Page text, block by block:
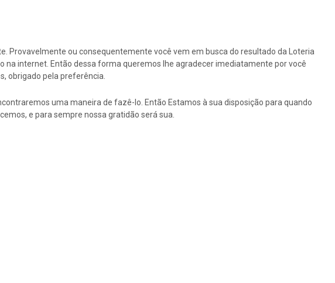
Provavelmente ou consequentemente você vem em busca do resultado da Loteria
internet. Então dessa forma queremos lhe agradecer imediatamente por você
obrigado pela preferência.
uma maneira de fazê-lo. Então Estamos à sua disposição para quando
e para sempre nossa gratidão será sua.